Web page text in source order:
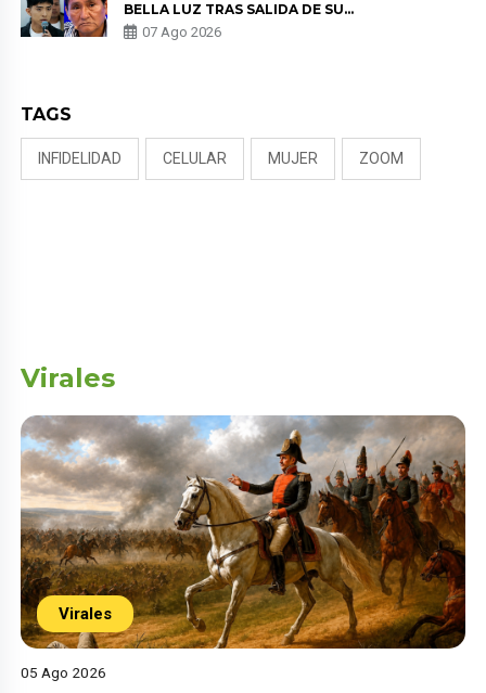
BELLA LUZ TRAS SALIDA DE SU
PADRE POR POLÉMICA CON
NALDY SALDAÑA
07 Ago 2026
TAGS
INFIDELIDAD CELULAR MUJER ZOOM
Virales
Virales
05 Ago 2026